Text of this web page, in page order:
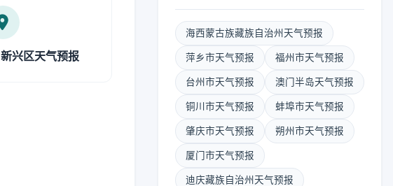
新兴区天气预报
海西蒙古族藏族自治州天气预报
萍乡市天气预报 福州市天气预报
台州市天气预报 澳门半岛天气预报
铜川市天气预报 蚌埠市天气预报
肇庆市天气预报 朔州市天气预报
厦门市天气预报
迪庆藏族自治州天气预报